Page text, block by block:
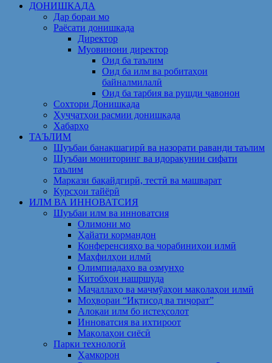
ДОНИШКАДА
Дар бораи мо
Раёсати донишкада
Директор
Муовинони директор
Оид ба таълим
Оид ба илм ва робитаҳои
байналмилалӣ
Оид ба тарбия ва рушди ҷавонон
Сохтори Донишкада
Ҳуҷҷатҳои расмии донишкада
Хабарҳо
ТАЪЛИМ
Шуъбаи банақшагирӣ ва назорати раванди таълим
Шуъбаи мониторинг ва идоракунии сифати
таълим
Маркази бақайдгирӣ, тестӣ ва машварат
Курсҳои тайёрӣ
ИЛМ ВА ИННОВАТСИЯ
Шуъбаи илм ва инноватсия
Олимони мо
Ҳайати кормандон
Конференсияҳо ва чорабиниҳои илмӣ
Маҳфилҳои илмӣ
Олимпиадаҳо ва озмунҳо
Китобҳои нашршуда
Маҷаллаҳо ва маҷмӯаҳои мақолаҳои илмӣ
Моҳвораи “Иқтисод ва тиҷорат”
Алоқаи илм бо истеҳсолот
Инноватсия ва ихтироот
Мақолаҳои сиёсӣ
Парки технологӣ
Ҳамкорон